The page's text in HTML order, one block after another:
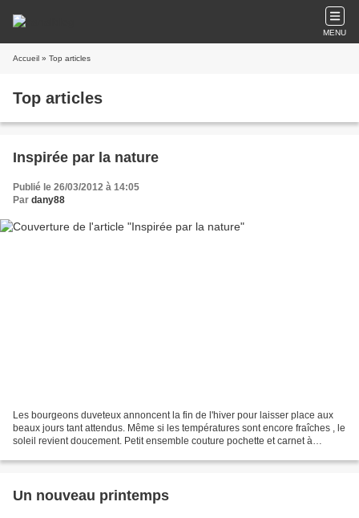
MENU
Accueil » Top articles
Top articles
Inspirée par la nature
Publié le 26/03/2012 à 14:05
Par dany88
Les bourgeons duveteux annoncent la fin de l'hiver pour laisser place aux
beaux jours tant attendus. Même si les températures sont encore fraîches , le
soleil revient doucement. Petit ensemble couture pochette et carnet à
Un nouveau printemps